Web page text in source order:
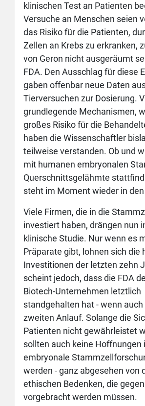
klinischen Test an Patienten
Versuche an Menschen seien
das Risiko für die Patienten,
Zellen an Krebs zu erkranken,
von Geron nicht ausgeräumt
FDA. Den Ausschlag für diese
gaben offenbar neue Daten
Tierversuchen zur Dosierung.
grundlegende Mechanismen,
großes Risiko für die
haben die Wissenschaftler
teilweise verstanden. Ob und
mit humanen embryonalen
Querschnittsgelähmte
steht im Moment wieder in
Viele Firmen, die in die
investiert haben, drängen nun
klinische Studie. Nur wenn es
Präparate gibt, lohnen sich die
Investitionen der letzten zehn
scheint jedoch, dass die FDA
Biotech-Unternehmen letztlich
standgehalten hat - wenn
zweiten Anlauf. Solange die
Patienten nicht gewährleistet
sollten auch keine Hoffnungen
embryonale
werden - ganz abgesehen von
ethischen Bedenken, die
vorgebracht werden müssen.